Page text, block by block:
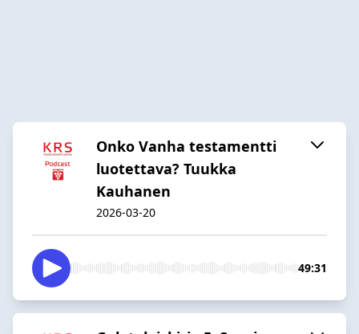
Onko Vanha testamentti
luotettava? Tuukka
Kauhanen
2026-03-20
49:31